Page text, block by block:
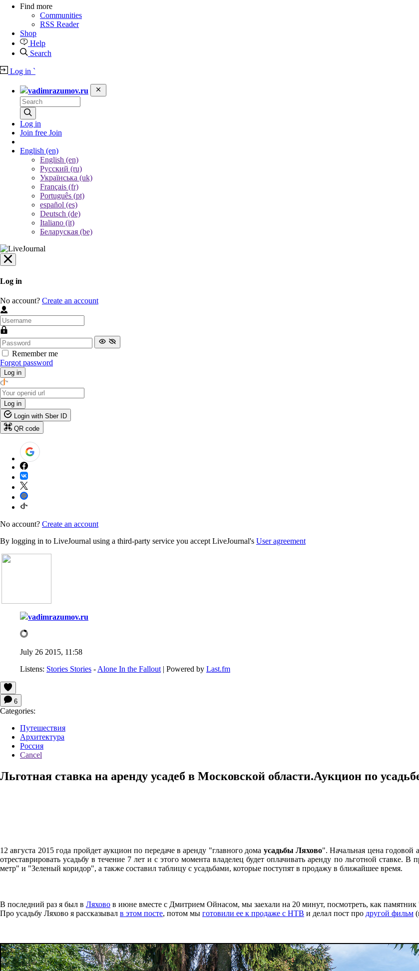
Find more
Communities
RSS Reader
Shop
Help
Search
Log in `
vadimrazumov.ru
Log in
Join free Join
English (en)
English (en)
Русский (ru)
Українська (uk)
Français (fr)
Português (pt)
español (es)
Deutsch (de)
Italiano (it)
Беларуская (be)
Log in
No account? Create an account
Remember me
Forgot password
Log in
Log in
Login with Sber ID
QR code
No account? Create an account
By logging in to LiveJournal using a third-party service you accept LiveJournal's User agreement
vadimrazumov.ru
July 26 2015, 11:58
Listens: Stories Stories - Alone In the Fallout | Powered by Last.fm
6
Categories:
Путешествия
Архитектура
Россия
Cancel
Льготная ставка на аренду усадеб в Московской области.Аукцион по
12 августа 2015 года пройдет аукцион по передаче в аренду "главного дома усадьбы Ляхово". Начальная цена годовой
отреставрировать усадьбу в течение 7 лет и с этого момента владелец будет оплачивать аренду по льготной
метр" и "Зеленый коридор", а также составил таблицу с усадьбами, которые поступят в продажу в ближайшее время.
В последний раз я был в Ляхово в июне вместе с Дмитрием Ойнасом, мы заехали на 20 минут, посмотреть, как памятник
Про усадьбу Ляхово я рассказывал в этом посте, потом мы готовили ее к продаже с НТВ и делал пост про другой фильм